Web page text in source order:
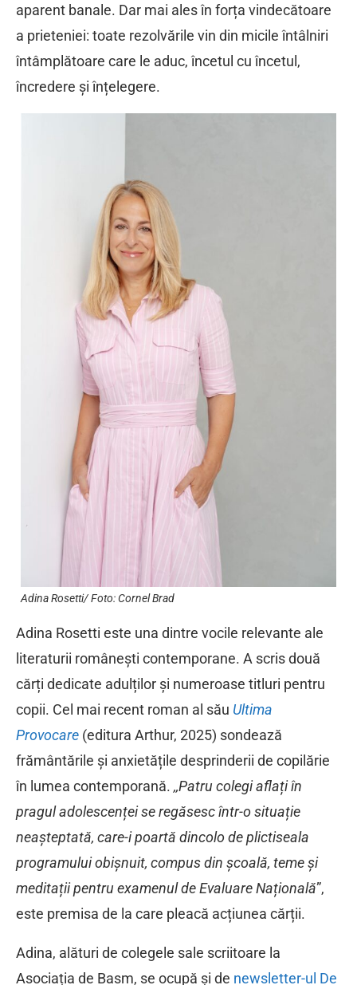
aparent banale. Dar mai ales în forța vindecătoare
a prieteniei: toate rezolvările vin din micile întâlniri
întâmplătoare care le aduc, încetul cu încetul,
încredere și înțelegere.
Adina Rosetti/ Foto: Cornel Brad
Adina Rosetti este una dintre vocile relevante ale
literaturii românești contemporane. A scris două
cărți dedicate adulților și numeroase titluri pentru
copii. Cel mai recent roman al său Ultima
Provocare (editura Arthur, 2025) sondează
frământările și anxietățile desprinderii de copilărie
în lumea contemporană. ,,Patru colegi aflați în
pragul adolescenței se regăsesc într-o situație
neașteptată, care-i poartă dincolo de plictiseala
programului obișnuit, compus din școală, teme și
meditații pentru examenul de Evaluare Națională”,
este premisa de la care pleacă acțiunea cărții.
Adina, alături de colegele sale scriitoare la
Asociația de Basm, se ocupă și de newsletter-ul De